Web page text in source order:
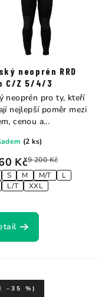
neoprén RRD
C/Z 5/4/3
Kč9 200 Kč
S M M/T
L
L/T XXL
(2 ks)
neoprén pro ty, kteří
nejlepší poměr mezi
cenou a...
–35 %)